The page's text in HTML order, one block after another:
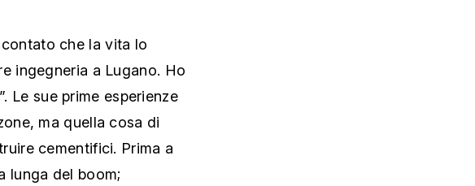
che la vita lo
ingegneria a Lugano. Ho
Le sue prime esperienze
ma quella cosa di
cementifici. Prima a
lunga del boom;